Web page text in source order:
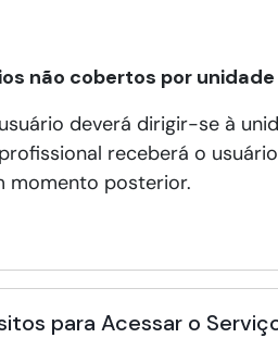
não cobertos por
deverá dirigir-se à
receberá o
momento posterior.
para Acessar o